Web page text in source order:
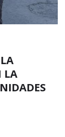
LA